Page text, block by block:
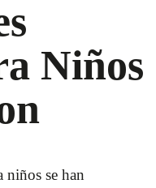
Niños
niños se han